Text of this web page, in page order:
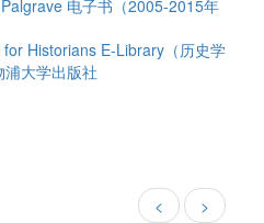
电子书（2005-2015年
Historians E-Library（历史学
大学出版社
< >